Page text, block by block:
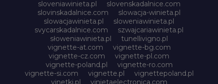
sloveniawinieta.pl
slovenskadalnice.com
slovinskadalnice.com
slowacja-winieta.pl
slowacjawinieta.pl
sloweniawinieta.pl
svycarskadalnice.com
szwajcariawinieta.pl
słoweniawinieta.pl
tunellivigno.pl
vignette-at.com
vignette-bg.com
vignette-cz.com
vignette-pl.com
vignette-poland.pl
vignette-ro.com
vignette-si.com
vignette.pl
vignettepoland.pl
vinetki.pl
vinietaelectronica.com